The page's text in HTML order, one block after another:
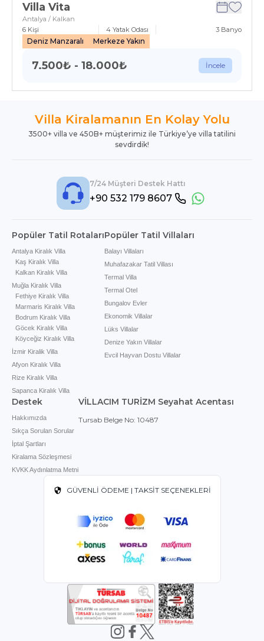
Villa Vita
Antalya / Kalkan
6 Kişi 4 Yatak Odası 3 Banyo
Deniz Manzaralı Merkeze Yakın
7.500₺ - 18.000₺ İncele
Villa Kiralamanın En Kolay Yolu
3500+ villa ve 450B+ müşterimiz ile Türkiye’ye villa tatilini
sevdirdik!
7/24 Müşteri Destek Hattı
+90 532 179 8607
Popüler Tatil Rotaları
Antalya Kiralık Villa
Kaş Kiralık Villa
Kalkan Kiralık Villa
Muğla Kiralık Villa
Fethiye Kiralık Villa
Marmaris Kiralık Villa
Bodrum Kiralık Villa
Göcek Kiralık Villa
Köyceğiz Kiralık Villa
İzmir Kiralik Villa
Afyon Kiralık Villa
Rize Kiralık Villa
Sapanca Kiralık Villa
Popüler Tatil Villaları
Balayı Villaları
Muhafazakar Tatil Villası
Termal Villa
Termal Otel
Bungalov Evler
Ekonomik Villalar
Lüks Villalar
Denize Yakın Villalar
Evcil Hayvan Dostu Villalar
Destek
Hakkımızda
Sıkça Sorulan Sorular
İptal Şartları
Kiralama Sözleşmesi
KVKK Aydınlatma Metni
VİLLACIM TURİZM Seyahat Acentası
Tursab Belge No: 10487
GÜVENLİ ÖDEME | TAKSİT SEÇENEKLERİ